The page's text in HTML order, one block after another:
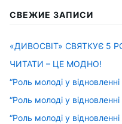
СВЕЖИЕ ЗАПИСИ
«ДИВОСВІТ» СВЯТКУЄ 5
ЧИТАТИ – ЦЕ МОДНО!
“Роль молоді у відновленні
“Роль молоді у відновленні
“Роль молоді у відновленні